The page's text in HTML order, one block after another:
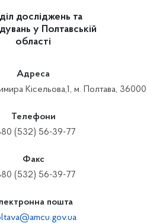
досліджень та
у Полтавській
області
Адреса
Кісельова,1, м. Полтава, 36000
Телефони
(532) 56-39-77
Факс
(532) 56-39-77
пошта